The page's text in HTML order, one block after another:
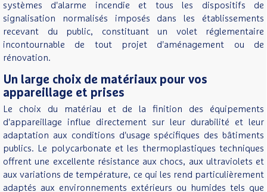
systèmes d'alarme incendie et tous les dispositifs de
signalisation normalisés imposés dans les établissements
recevant du public, constituant un volet réglementaire
incontournable de tout projet d'aménagement ou de
rénovation.
Un large choix de matériaux pour vos
appareillage et prises
Le choix du matériau et de la finition des équipements
d'appareillage influe directement sur leur durabilité et leur
adaptation aux conditions d'usage spécifiques des bâtiments
publics. Le polycarbonate et les thermoplastiques techniques
offrent une excellente résistance aux chocs, aux ultraviolets et
aux variations de température, ce qui les rend particulièrement
adaptés aux environnements extérieurs ou humides tels que